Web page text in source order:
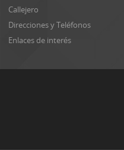
Callejero
Direcciones y Teléfonos
Enlaces de interés